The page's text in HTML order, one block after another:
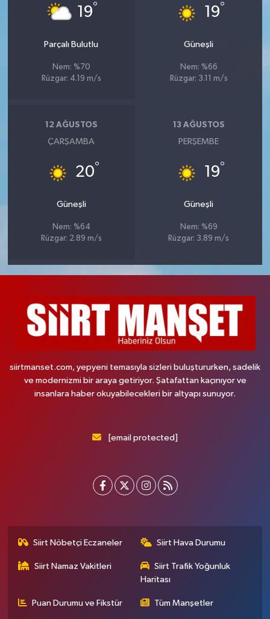
19°
Parçalı Bulutlu
Nem: %70
Rüzgar: 4.19 m/s
19°
Güneşli
Nem: %66
Rüzgar: 3.11 m/s
12 AĞUSTOS
ÇARŞAMBA
20°
Güneşli
Nem: %64
Rüzgar: 2.89 m/s
13 AĞUSTOS
PERŞEMBE
19°
Güneşli
Nem: %69
Rüzgar: 3.89 m/s
siirtmanset.com, yepyeni temasıyla sizleri buluştururken, sadelik
ve modernizmi bir araya getiriyor. Şatafattan kaçınıyor ve
insanlara haber okuyabilecekleri bir altyapı sunuyor.
[email protected]
Siirt Nöbetçi Eczaneler Siirt Hava Durumu
Siirt Namaz Vakitleri
Siirt Trafik Yoğunluk
Haritası
Puan Durumu ve Fikstür Tüm Manşetler